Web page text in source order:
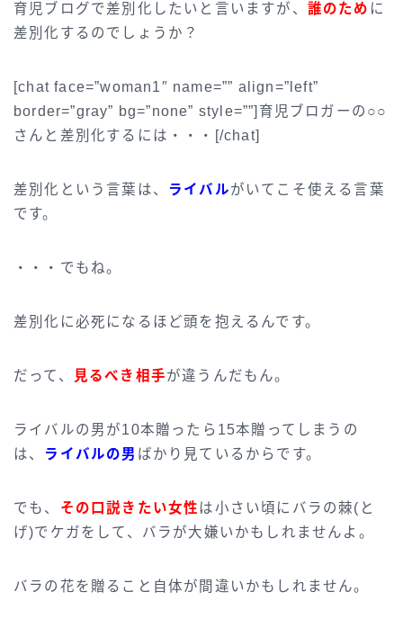
育児ブログで差別化したいと言いますが、 誰のため に
差別化するのでしょうか？
[chat face=”woman1″ name=”” align=”left”
border=”gray” bg=”none” style=””]育児ブロガーの○○
さんと差別化するには・・・[/chat]
差別化という言葉は、 ライバルがいてこそ使える言葉
です。
・・・でもね。
差別化に必死になるほど頭を抱えるんです。
だって、 見るべき相手が違うんだもん。
ライバルの男が10本贈ったら15本贈ってしまうの
は、 ライバルの男 ばかり見ているからです。
でも、 その口説きたい女性は小さい頃にバラの棘(と
げ)でケガをして、バラが大嫌いかもしれませんよ。
バラの花を贈ること自体が間違いかもしれません。